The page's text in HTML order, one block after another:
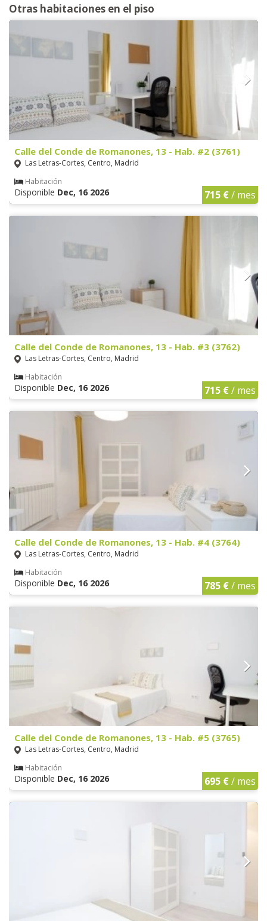
Otras habitaciones en el piso
Calle del Conde de Romanones, 13 - Hab. #2 (3761)
Las Letras-Cortes, Centro, Madrid
Habitación
Disponible Dec, 16 2026 715 €/ mes
Calle del Conde de Romanones, 13 - Hab. #3 (3762)
Las Letras-Cortes, Centro, Madrid
Habitación
Disponible Dec, 16 2026 715 €/ mes
Calle del Conde de Romanones, 13 - Hab. #4 (3764)
Las Letras-Cortes, Centro, Madrid
Habitación
Disponible Dec, 16 2026 785 €/ mes
Calle del Conde de Romanones, 13 - Hab. #5 (3765)
Las Letras-Cortes, Centro, Madrid
Habitación
Disponible Dec, 16 2026 695 €/ mes